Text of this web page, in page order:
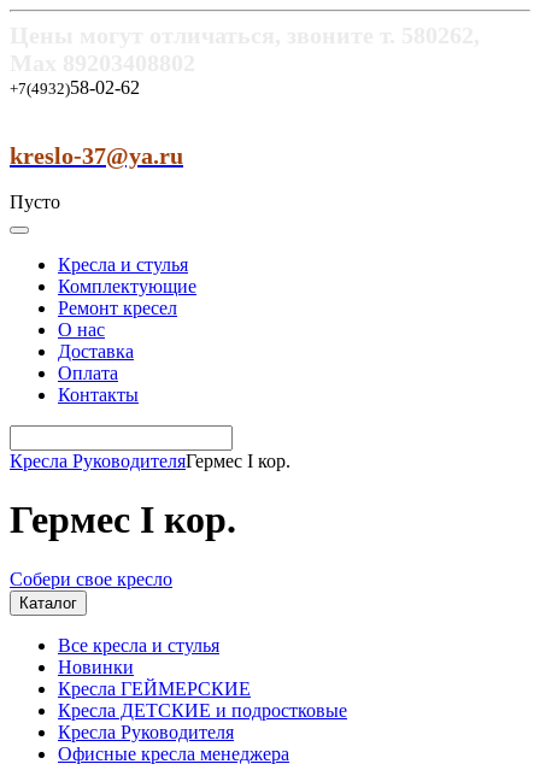
+7(4932)58-02-62
kreslo-37@ya.ru
Пусто
Кресла и стулья
Комплектующие
Ремонт кресел
О нас
Доставка
Оплата
Контакты
Кресла РуководителяГермес I кор.
Гермес I кор.
Собери свое кресло
Каталог
Все кресла и стулья
Новинки
Кресла ГЕЙМЕРСКИЕ
Кресла ДЕТСКИЕ и подростковые
Кресла Руководителя
Офисные кресла менеджера